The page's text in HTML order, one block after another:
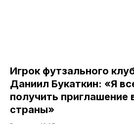
Игрок футзального
Даниил Букаткин: «Я
получить приглашение
страны»